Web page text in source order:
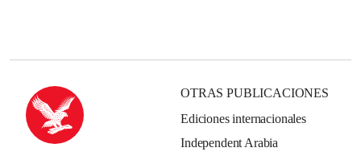
OTRAS PUBLICACIONES
Ediciones internacionales
Independent Arabia